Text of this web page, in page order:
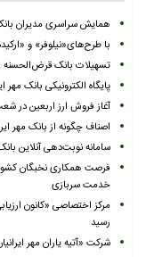
همایش سراسری مدیران
با طرح‌های«نیلوفر» و «ارکیده» تا ۵۰۰ میلیون تومان
تسهیلات بانک قرض‌الحسنه مهر ایران
پایگاه الکترونیکی بانک مهر
آغاز فروش ارز اربعین در
اصناف چگونه از بانک مهر
سامانه نوبت‌دهی آنلاین
فرصت همکاری نخبگان
خدمت سربازی
مرکز اختصاصی «کانون
رسید
شرکت «آتیه یاران مهر